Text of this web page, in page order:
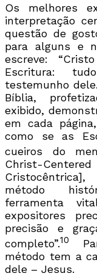
Os melhores
interpretação
questão de
para alguns e
escreve:
Escritura:
testemunho
Bíblia,
exibido,
em cada
como se as
cueiros do
Christ-
Cristocêntrica],
método
ferramenta
expositores
precisão e
completo”.10
método tem a
dele – Jesus.